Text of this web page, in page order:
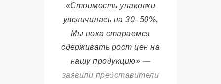
«Стоимость упаковки
увеличилась на 30–50%.
Мы пока стараемся
сдерживать рост цен на
нашу продукцию» —
заявили представители